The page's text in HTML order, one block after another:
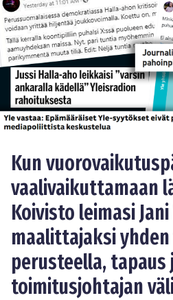
Kun
vaalivaikuttamaan
Koivisto leimasi
maalittajaksi
perusteella, tapaus
toimitusjohtajan